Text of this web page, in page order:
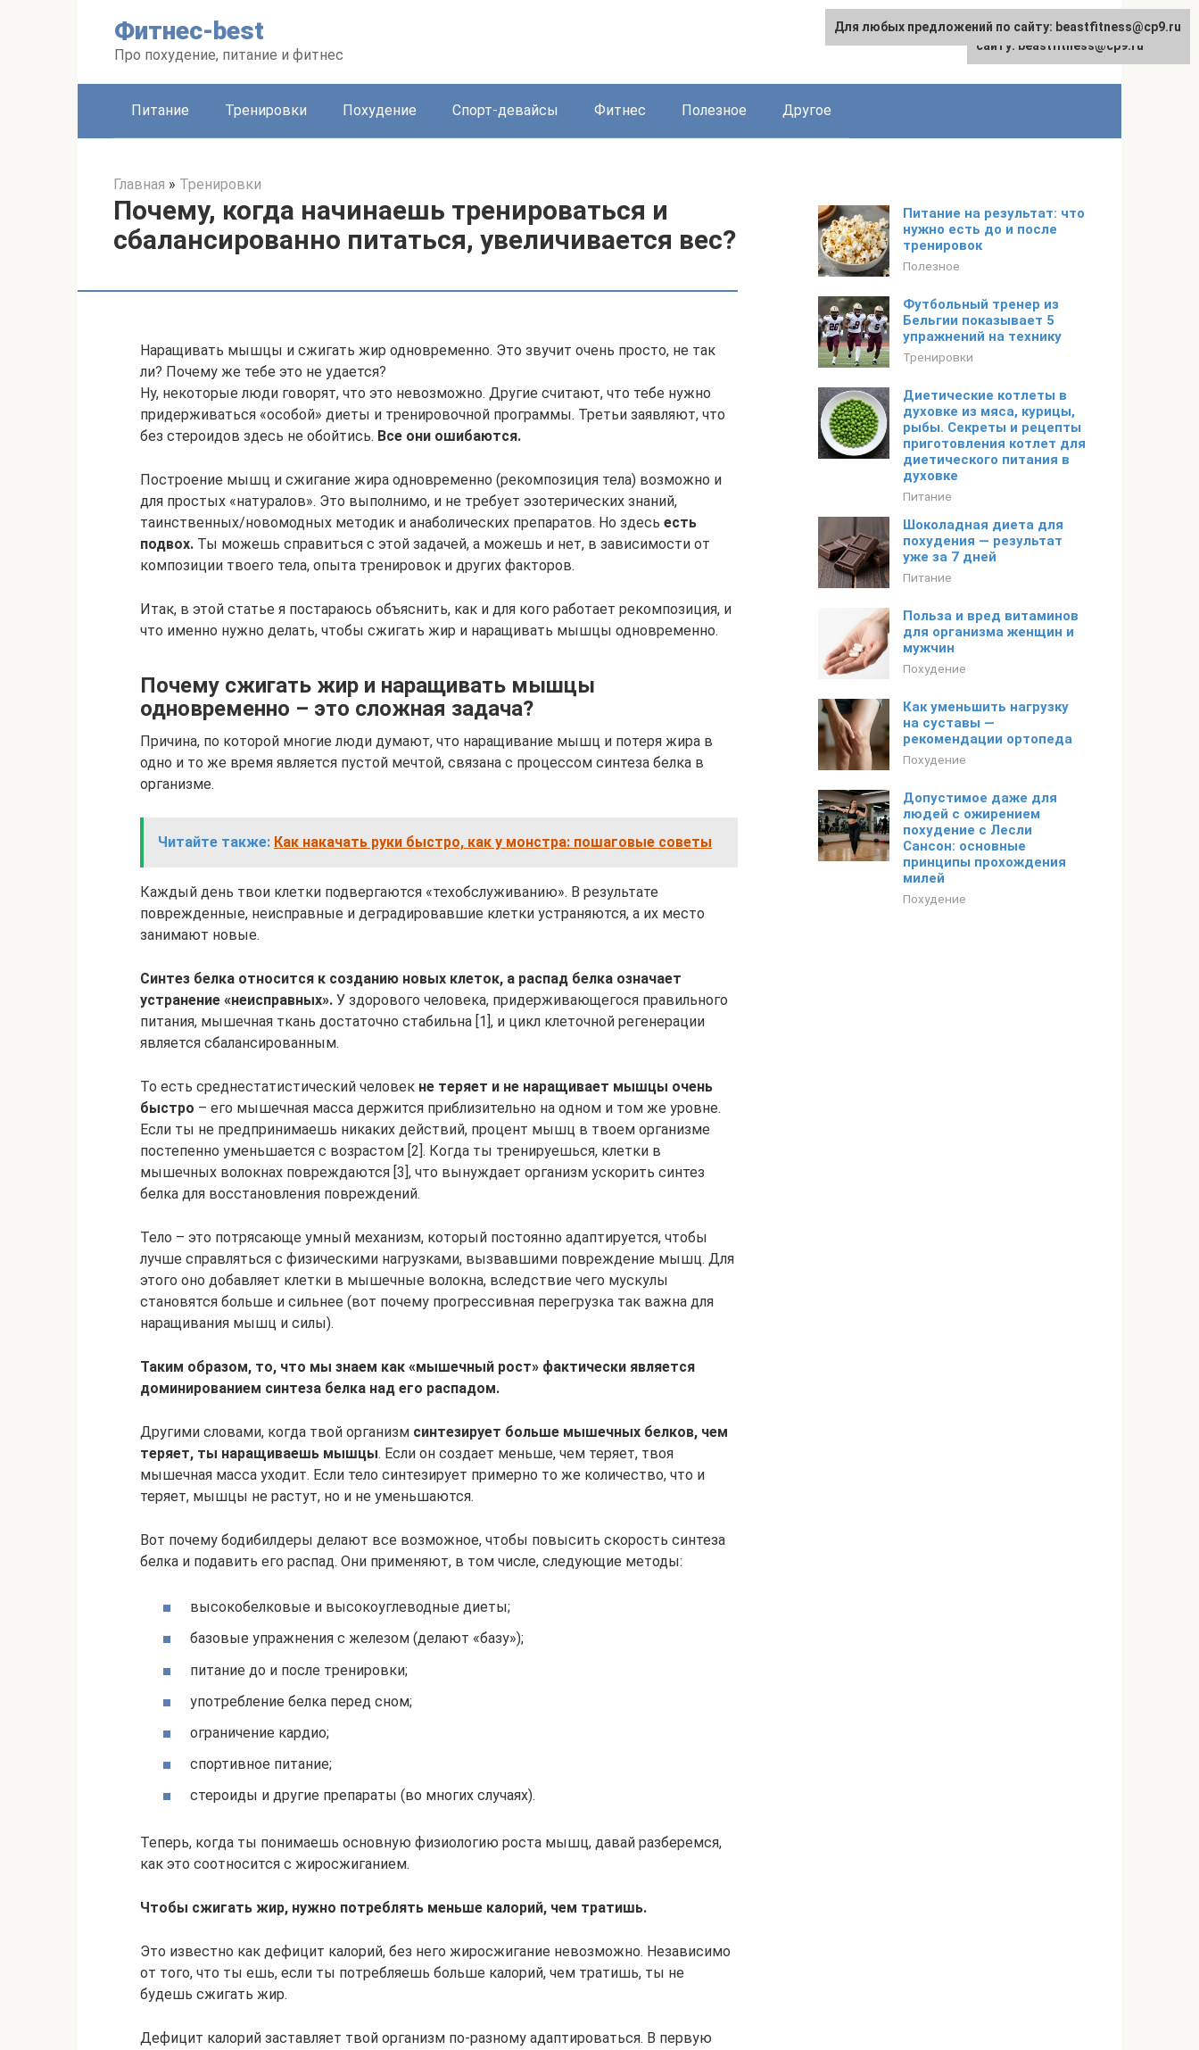
Фитнес-best
Про похудение, питание и фитнес
Питание Тренировки Похудение Спорт-девайсы Фитнес Полезное Другое
Главная » Тренировки
Почему, когда начинаешь тренироваться и
сбалансированно питаться, увеличивается вес?
Наращивать мышцы и сжигать жир одновременно. Это звучит очень просто, не так
ли? Почему же тебе это не удается?
Ну, некоторые люди говорят, что это невозможно. Другие считают, что тебе нужно
придерживаться «особой» диеты и тренировочной программы. Третьи заявляют, что
без стероидов здесь не обойтись. Все они ошибаются.
Построение мышц и сжигание жира одновременно (рекомпозиция тела) возможно и
для простых «натуралов». Это выполнимо, и не требует эзотерических знаний,
таинственных/новомодных методик и анаболических препаратов. Но здесь есть
подвох. Ты можешь справиться с этой задачей, а можешь и нет, в зависимости от
композиции твоего тела, опыта тренировок и других факторов.
Итак, в этой статье я постараюсь объяснить, как и для кого работает рекомпозиция, и
что именно нужно делать, чтобы сжигать жир и наращивать мышцы одновременно.
Почему сжигать жир и наращивать мышцы
одновременно – это сложная задача?
Причина, по которой многие люди думают, что наращивание мышц и потеря жира в
одно и то же время является пустой мечтой, связана с процессом синтеза белка в
организме.
Читайте также: Как накачать руки быстро, как у монстра: пошаговые советы
Каждый день твои клетки подвергаются «техобслуживанию». В результате
поврежденные, неисправные и деградировавшие клетки устраняются, а их место
занимают новые.
Синтез белка относится к созданию новых клеток, а распад белка означает
устранение «неисправных». У здорового человека, придерживающегося правильного
питания, мышечная ткань достаточно стабильна [1], и цикл клеточной регенерации
является сбалансированным.
То есть среднестатистический человек не теряет и не наращивает мышцы очень
быстро – его мышечная масса держится приблизительно на одном и том же уровне.
Если ты не предпринимаешь никаких действий, процент мышц в твоем организме
постепенно уменьшается с возрастом [2]. Когда ты тренируешься, клетки в
мышечных волокнах повреждаются [3], что вынуждает организм ускорить синтез
белка для восстановления повреждений.
Тело – это потрясающе умный механизм, который постоянно адаптируется, чтобы
лучше справляться с физическими нагрузками, вызвавшими повреждение мышц. Для
этого оно добавляет клетки в мышечные волокна, вследствие чего мускулы
становятся больше и сильнее (вот почему прогрессивная перегрузка так важна для
наращивания мышц и силы).
Таким образом, то, что мы знаем как «мышечный рост» фактически является
доминированием синтеза белка над его распадом.
Другими словами, когда твой организм синтезирует больше мышечных белков, чем
теряет, ты наращиваешь мышцы. Если он создает меньше, чем теряет, твоя
мышечная масса уходит. Если тело синтезирует примерно то же количество, что и
теряет, мышцы не растут, но и не уменьшаются.
Вот почему бодибилдеры делают все возможное, чтобы повысить скорость синтеза
белка и подавить его распад. Они применяют, в том числе, следующие методы:
высокобелковые и высокоуглеводные диеты;
базовые упражнения с железом (делают «базу»);
питание до и после тренировки;
употребление белка перед сном;
ограничение кардио;
спортивное питание;
стероиды и другие препараты (во многих случаях).
Теперь, когда ты понимаешь основную физиологию роста мышц, давай разберемся,
как это соотносится с жиросжиганием.
Чтобы сжигать жир, нужно потреблять меньше калорий, чем тратишь.
Это известно как дефицит калорий, без него жиросжигание невозможно. Независимо
от того, что ты ешь, если ты потребляешь больше калорий, чем тратишь, ты не
будешь сжигать жир.
Дефицит калорий заставляет твой организм по-разному адаптироваться. В первую
Питание на результат: что
нужно есть до и после
тренировок
Полезное
Футбольный тренер из
Бельгии показывает 5
упражнений на технику
Тренировки
Диетические котлеты в
духовке из мяса, курицы,
рыбы. Секреты и рецепты
приготовления котлет для
диетического питания в
духовке
Питание
Шоколадная диета для
похудения — результат
уже за 7 дней
Питание
Польза и вред витаминов
для организма женщин и
мужчин
Похудение
Как уменьшить нагрузку
на суставы —
рекомендации ортопеда
Похудение
Допустимое даже для
людей с ожирением
похудение с Лесли
Сансон: основные
принципы прохождения
милей
Похудение
Для любых предложений по
сайту: beastfitness@cp9.ru
Для любых предложений по сайту: beastfitness@cp9.ru